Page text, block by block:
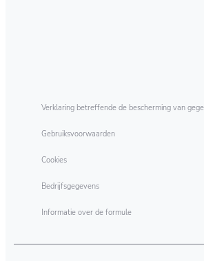
Verklaring betreffende de bescherming van
Gebruiksvoorwaarden
Cookies
Bedrijfsgegevens
Informatie over de formule